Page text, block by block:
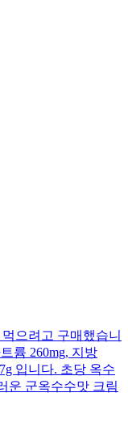
으려고 구매했습니
륨 260mg, 지방
입니다. 초당 옥수
운 군옥수수맛 크림